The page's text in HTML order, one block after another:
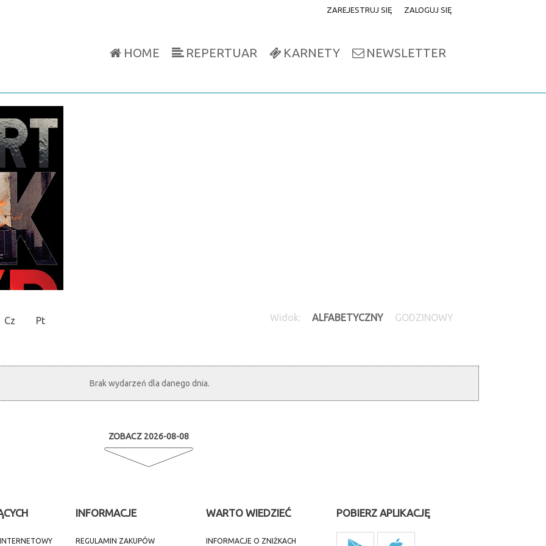
ZAREJESTRUJ SIĘ ZALOGUJ SIĘ
HOME REPERTUAR KARNETY NEWSLETTER
Cz Pt Widok: ALFABETYCZNY GODZINOWY
Brak wydarzeń dla danego dnia.
ZOBACZ 2026-08-08
INFORMACJE
REGULAMIN ZAKUPÓW
WARTO WIEDZIEĆ
INFORMACJE O ZNIŻKACH
POBIERZ APLIKACJĘ